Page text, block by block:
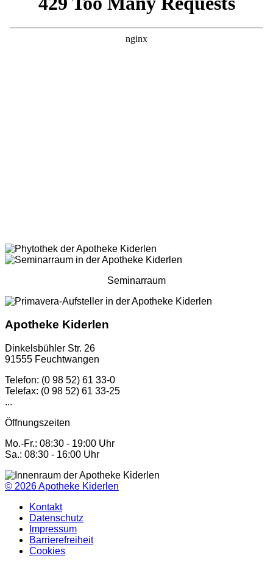
Seminarraum
Apotheke Kiderlen
Dinkelsbühler Str. 26
91555 Feuchtwangen
Telefon: (0 98 52) 61 33-0
Telefax: (0 98 52) 61 33-25
...
Öffnungszeiten
Mo.-Fr.: 08:30 - 19:00 Uhr
Sa.: 08:30 - 16:00 Uhr
© 2026Apotheke Kiderlen
Kontakt
Datenschutz
Impressum
Barrierefreiheit
Cookies